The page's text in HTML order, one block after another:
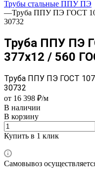
Трубы стальные ППУ ПЭ
—Труба ППУ ПЭ ГОСТ
30732
Труба ППУ ПЭ
377x12 / 560
Труба ППУ ПЭ ГОСТ
30732
от 16 398 ₽/м
В наличии
В корзину
Купить в 1 клик
Самовывоз